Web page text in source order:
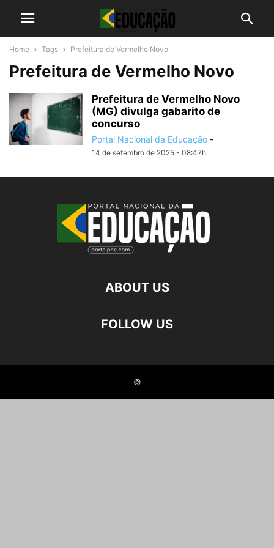
Home Tags Prefeitura de Vermelho Novo
Prefeitura de Vermelho Novo
Prefeitura de Vermelho Novo
(MG) divulga gabarito de
concurso
Portal Nacional da Educação -
14 de setembro de 2025 - 08:47h
ABOUT US
FOLLOW US
©